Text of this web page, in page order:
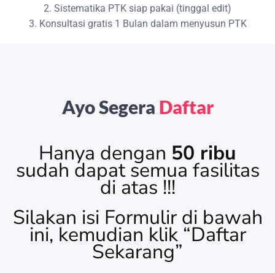
2. Sistematika PTK siap pakai (tinggal edit)
3. Konsultasi gratis 1 Bulan dalam menyusun PTK
Ayo Segera Daftar
Hanya dengan 50 ribu
sudah dapat semua fasilitas
di atas !!!
Silakan isi Formulir di bawah
ini, kemudian klik “Daftar
Sekarang”